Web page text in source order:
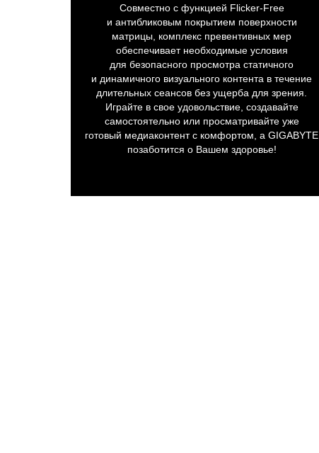
Совместно с функцией Flicker-Free
и антибликовым покрытием поверхности
матрицы, комплекс превентивных мер
обеспечивает необходимые условия
для безопасного просмотра статичного
и динамичного визуального контента в течение
длительных сеансов без ущерба для зрения.
Играйте в свое удовольствие, создавайте
самостоятельно или просматривайте уже
готовый медиаконтент с комфортом, а GIGABYTE
позаботится о Вашем здоровье!